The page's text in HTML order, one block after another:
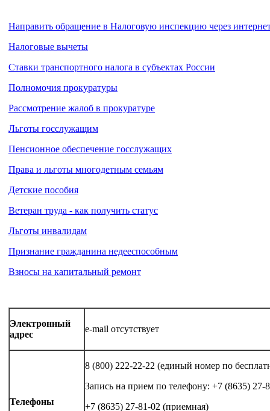
Направить обращение в Налоговую инспекцию через
Налоговые вычеты
Ставки транспортного налога в субъектах России
Полномочия прокуратуры
Рассмотрение жалоб в прокуратуре
Льготы госслужащим
Пенсионное обеспечение госслужащих
Права и льготы многодетным семьям
Детские пособия
Ветеран труда - как получить статус
Льготы инвалидам
Признание гражданина недееспособным
Взносы на капитальный ремонт
Электронный
адрес
e-mail отсутствует
Телефоны
8 (800) 222-22-22 (единый номер по
Запись на прием по телефону: +7 (8635) 27-
+7 (8635) 27-81-02 (приемная)